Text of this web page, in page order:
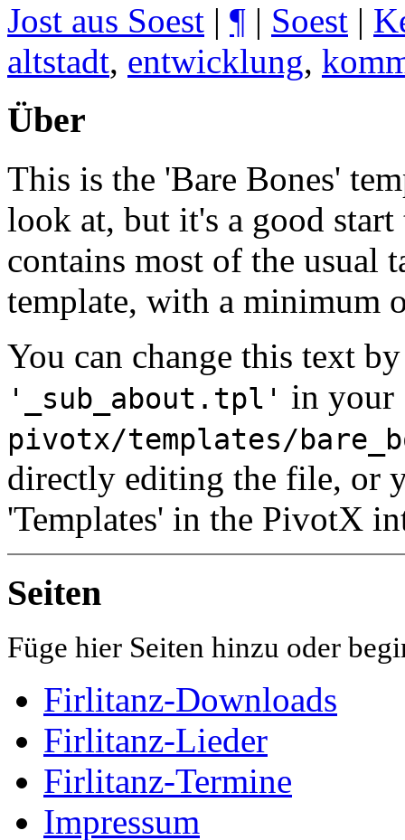
Jost aus Soest | ¶ | Soest |
altstadt, entwicklung,
Über
This is the 'Bare Bones'
look at, but it's a good
contains most of the usual
template, with a minimum
You can change this text
'_sub_about.tpl' in your
pivotx/templates/
directly editing the file, or
'Templates' in the PivotX
Seiten
Füge hier Seiten hinzu oder
Firlitanz-Downloads
Firlitanz-Lieder
Firlitanz-Termine
Impressum